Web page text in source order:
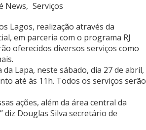
News
Serviços
Lagos, realização através da
em parceria com o programa RJ
oferecidos diversos serviços como
Lapa, neste sábado, dia 27 de abril,
até às 11h. Todos os serviços serão
ações, além da área central da
diz Douglas Silva secretário de